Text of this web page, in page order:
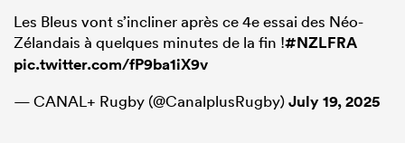
Les Bleus vont s’incliner après ce 4e essai des Néo-
Zélandais à quelques minutes de la fin !#NZLFRA
pic.twitter.com/fP9ba1iX9v
— CANAL+ Rugby (@CanalplusRugby)July 19, 2025